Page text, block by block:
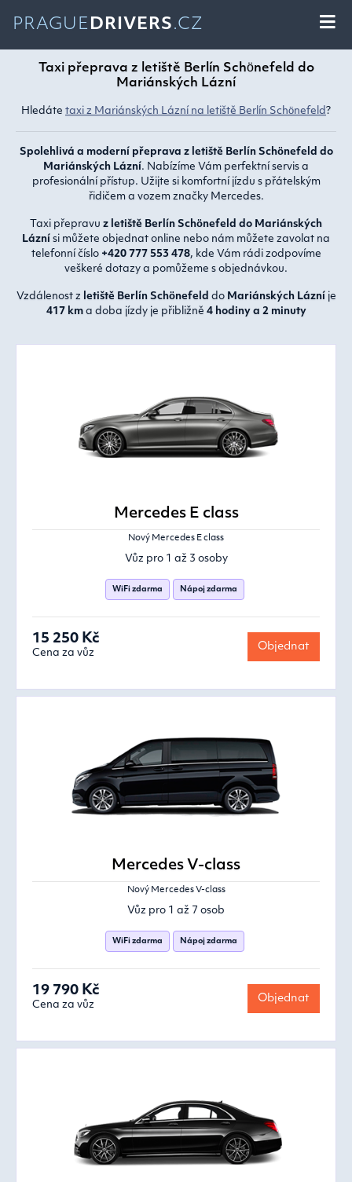
PRAGUE DRIVERS.CZ
Taxi přeprava z letiště Berlín Schönefeld do
Mariánských Lázní
Hledáte taxi z Mariánských Lázní na letiště Berlín Schönefeld?
Spolehlivá a moderní přeprava z letiště Berlín Schönefeld do
Mariánských Lázní. Nabízíme Vám perfektní servis a
profesionální přístup. Užijte si komfortní jízdu s přátelským
řidičem a vozem značky Mercedes.
Taxi přepravu z letiště Berlín Schönefeld do Mariánských
Lázní si můžete objednat online nebo nám můžete zavolat na
telefonní číslo +420 777 553 478, kde Vám rádi zodpovíme
veškeré dotazy a pomůžeme s objednávkou.
Vzdálenost z letiště Berlín Schönefeld do Mariánských Lázní je
417 kma doba jízdy je přibližně 4 hodiny a 2 minuty
Mercedes E class
Nový Mercedes E class
Vůz pro 1 až 3 osoby
WiFi zdarma Nápoj zdarma
15 250 Kč
Cena za vůz
Objednat
Mercedes V-class
Nový Mercedes V-class
Vůz pro 1 až 7 osob
WiFi zdarma Nápoj zdarma
19 790 Kč
Cena za vůz
Objednat